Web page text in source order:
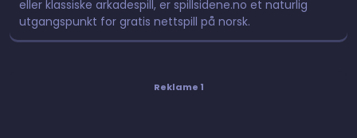
eller klassiske arkadespill, er spillsidene.no et naturlig
utgangspunkt for gratis nettspill på norsk.
Reklame 1